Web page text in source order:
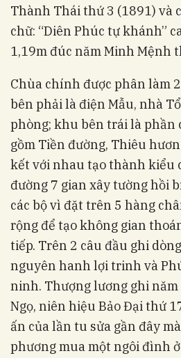
Thành Thái thứ 3 (1891) và
chữ: “Diên Phúc tự khánh”
1,19m đúc năm Minh Mệnh
Chùa chính được phân làm
bên phải là điện Mẫu, nhà
phòng; khu bên trái là phần
gồm Tiền đường, Thiêu
kết với nhau tạo thành kiểu
đường 7 gian xây tường hồi
các bộ vì đặt trên 5 hàng
rộng để tạo không gian
tiếp. Trên 2 câu đầu ghi
nguyên hanh lợi trinh và
ninh. Thượng lương ghi
Ngọ, niên hiệu Bảo Đại thứ
ấn của lần tu sửa gần đây
phương mua một ngôi đình